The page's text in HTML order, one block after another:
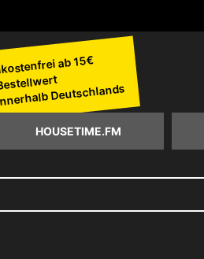
ab 15€
Deutschlands
HOUSETIME.FM